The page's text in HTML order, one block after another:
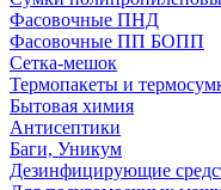
Фасовочные ПНД
Фасовочные ПП БОПП
Сетка-мешок
Термопакеты и
Бытовая химия
Антисептики
Баги, Уникум
Дезинфицирующие